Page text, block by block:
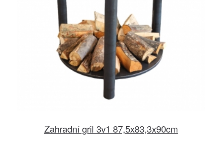
Zahradní gril 3v1 87,5x83,3x90cm